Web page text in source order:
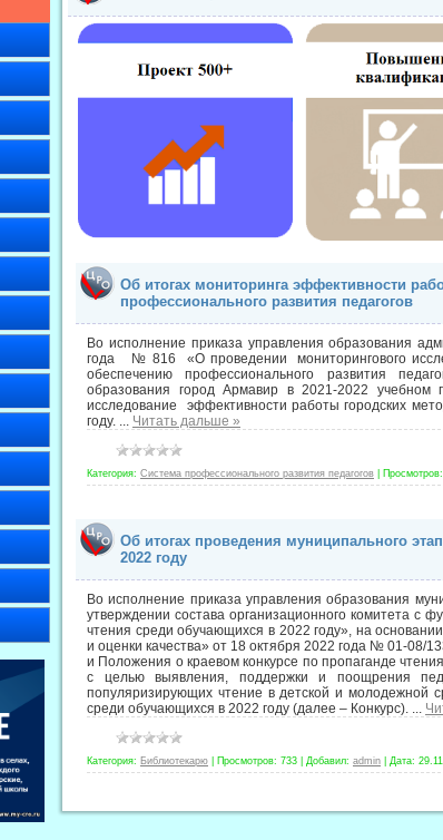
Об итогах мониторинга эффективности
профессионального развития педагогов
Во исполнение приказа управления образования
года № 816 «О проведении мониторингового
обеспечению профессионального развития
образования город Армавир в 2021-2022
исследование эффективности работы городских
году. ... Читать дальше »
Категория: Система профессионального развития педагогов Просмотров:
Об итогах проведения муниципального
2022 году
Во исполнение приказа управления образования
утверждении состава организационного комитета с
чтения среди обучающихся в 2022 году», на
и оценки качества» от 18 октября 2022 года № 01-08/
и Положения о краевом конкурсе по пропаганде
с целью выявления, поддержки и поощрения
популяризирующих чтение в детской и молодежной
среди обучающихся в 2022 году (далее – Конкурс). ...
Категория: Библиотекарю Просмотров: 733 Добавил: admin Дата: